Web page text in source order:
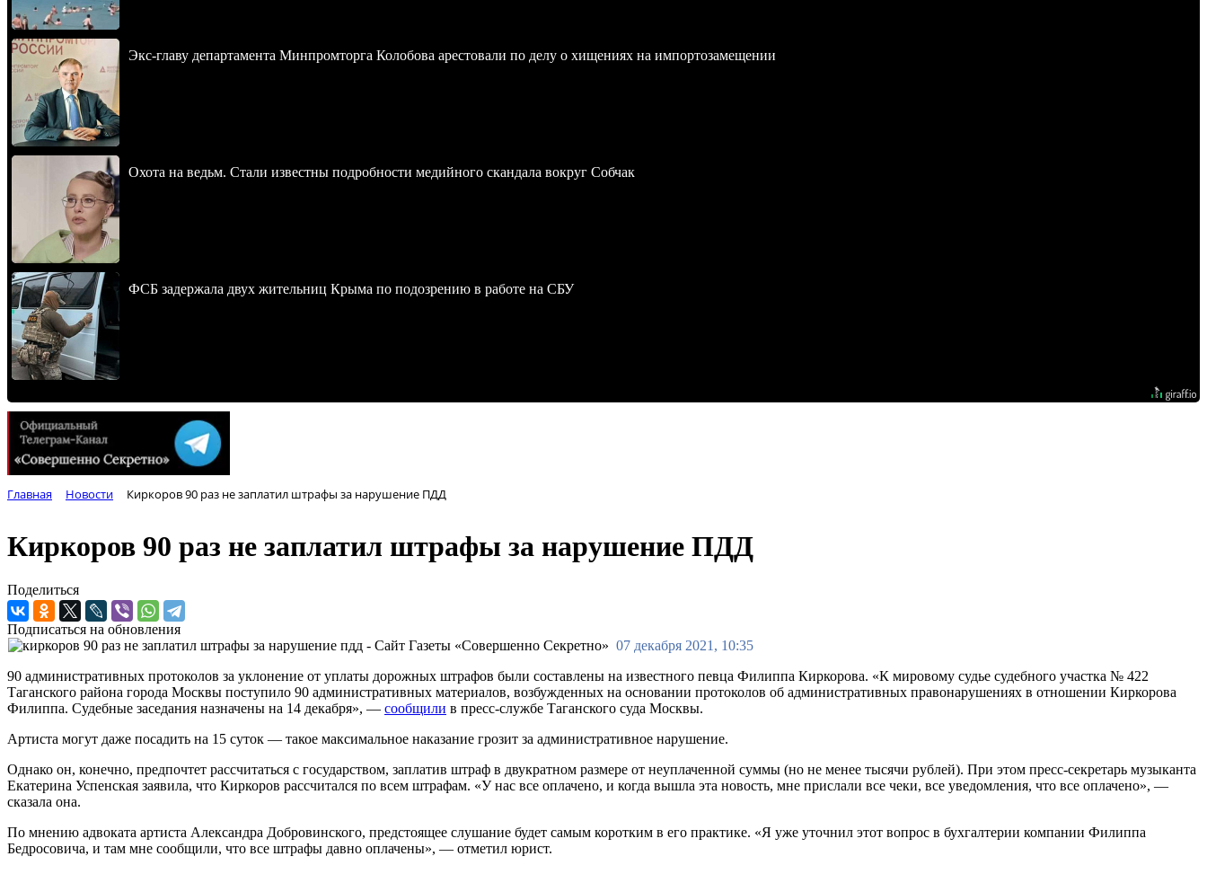
Экс-главу департамента Минпромторга Колобова арестовали по делу о хищениях на импортозамещении
Охота на ведьм. Стали известны подробности медийного скандала вокруг Собчак
ФСБ задержала двух жительниц Крыма по подозрению в работе на СБУ
Главная Новости Киркоров 90 раз не заплатил штрафы за нарушение ПДД
Киркоров 90 раз не заплатил штрафы за нарушение ПДД
Поделиться
Подписаться на обновления
07 декабря 2021, 10:35
90 административных протоколов за уклонение от уплаты дорожных штрафов были составлены на известного певца Филиппа Киркорова. «К мировому судье судебного участка № 422
Таганского района города Москвы поступило 90 административных материалов, возбужденных на основании протоколов об административных правонарушениях в отношении Киркорова
Филиппа. Судебные заседания назначены на 14 декабря», — сообщили в пресс-службе Таганского суда Москвы.
Артиста могут даже посадить на 15 суток — такое максимальное наказание грозит за административное нарушение.
Однако он, конечно, предпочтет рассчитаться с государством, заплатив штраф в двукратном размере от неуплаченной суммы (но не менее тысячи рублей). При этом пресс-секретарь музыканта
Екатерина Успенская заявила, что Киркоров рассчитался по всем штрафам. «У нас все оплачено, и когда вышла эта новость, мне прислали все чеки, все уведомления, что все оплачено», —
сказала она.
По мнению адвоката артиста Александра Добровинского, предстоящее слушание будет самым коротким в его практике. «Я уже уточнил этот вопрос в бухгалтерии компании Филиппа
Бедросовича, и там мне сообщили, что все штрафы давно оплачены», — отметил юрист.